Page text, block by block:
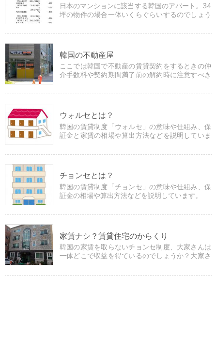
日本のマンションに該当する韓国のアパート。34
坪の物件の場合一体いくらぐらいするのでしょう
います。
韓国の不動産屋
ここでは韓国で不動産の賃貸契約をするときの仲
介手数料や契約期間満了前の解約時に注意すべき
ウォルセとは？
韓国の賃貸制度「ウォルセ」の意味や仕組み、保
証金と家賃の相場や算出方法などを説明していま
チョンセとは？
韓国の賃貸制度「チョンセ」の意味や仕組み、保
証金の相場や算出方法などを説明しています。
家賃ナシ？賃貸住宅のからくり
韓国の家賃を取らないチョンセ制度、大家さんは
一体どこで収益を得ているのでしょうか？大家さ